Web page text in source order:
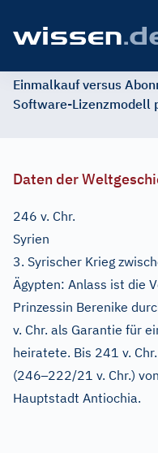
Einmalkauf versus
Software-Lizenzmodell
Daten der
246 v. Chr.
Syrien
3. Syrischer Krieg
Ägypten: Anlass ist die
Prinzessin Berenike
v. Chr. als Garantie für
heiratete. Bis 241 v.
(246–222/21 v. Chr.)
Hauptstadt Antiochia.